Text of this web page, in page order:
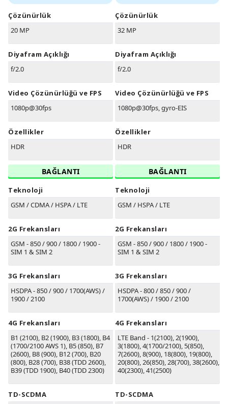
Çözünürlük
20 MP
Diyafram Açıklığı
f/2.0
Video Çözünürlüğü ve FPS
1080p@30fps
Özellikler
HDR
BAĞLANTI
Teknoloji
GSM / CDMA / HSPA / LTE
2G Frekansları
GSM - 850 / 900 / 1800 / 1900 -
SIM 1 & SIM 2
3G Frekansları
HSDPA - 850 / 900 / 1700(AWS) /
1900 / 2100
4G Frekansları
B1 (2100), B2(1900), B3(1800), B4
(1700/2100 AWS 1), B5(850), B7
(2600), B8(900), B12(700), B20
(800), B28(700), B38(TDD 2600),
B39(TDD 1900), B40(TDD 2300)
TD-SCDMA
Çözünürlük
32 MP
Diyafram Açıklığı
f/2.0
Video Çözünürlüğü ve FPS
1080p@30fps, gyro-EIS
Özellikler
HDR
BAĞLANTI
Teknoloji
GSM / HSPA / LTE
2G Frekansları
GSM - 850 / 900 / 1800 / 1900 -
SIM 1 & SIM 2
3G Frekansları
HSDPA - 800 / 850 / 900 /
1700(AWS) / 1900 / 2100
4G Frekansları
LTE Band - 1(2100), 2(1900),
3(1800), 4(1700/2100), 5(850),
7(2600), 8(900), 18(800), 19(800),
20(800), 26(850), 28(700), 38(2600),
40(2300), 41(2500)
TD-SCDMA